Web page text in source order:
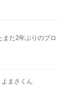
た2年ぶりのブロ
まさくん